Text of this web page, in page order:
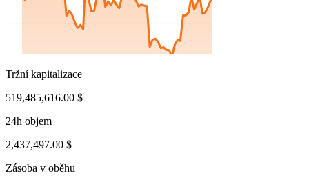
Tržní kapitalizace
519,485,616.00 $
24h objem
2,437,497.00 $
Zásoba v oběhu